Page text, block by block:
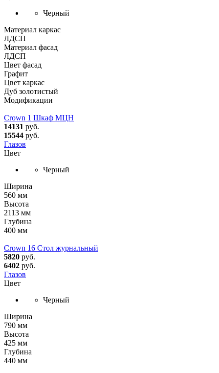
Черный
Материал каркас
ЛДСП
Материал фасад
ЛДСП
Цвет фасад
Графит
Цвет каркас
Дуб золотистый
Модификации
Crown 1 Шкаф МЦН
14131 руб.
15544 руб.
Глазов
Цвет
Черный
Ширина
560 мм
Высота
2113 мм
Глубина
400 мм
Crown 16 Стол журнальный
5820 руб.
6402 руб.
Глазов
Цвет
Черный
Ширина
790 мм
Высота
425 мм
Глубина
440 мм